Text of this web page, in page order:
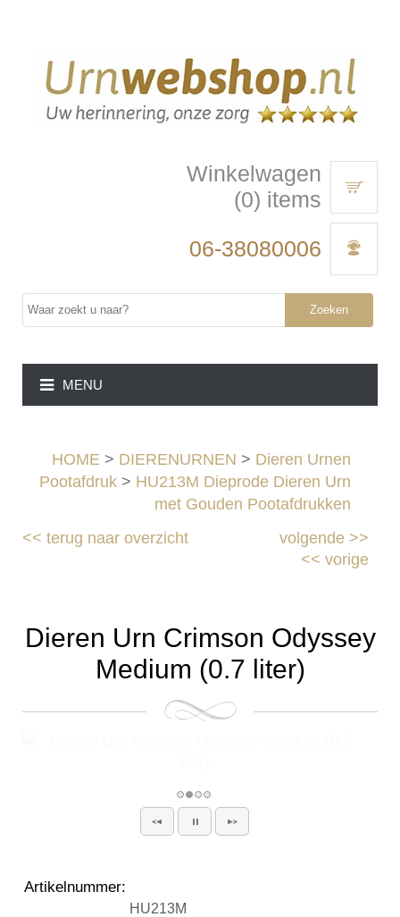
Winkelwagen
(0) items
06-38080006
Zoeken
MENU
HOME > DIERENURNEN > Dieren Urnen
Pootafdruk> HU213M Dieprode Dieren Urn
met Gouden Pootafdrukken
<<terug naar overzicht volgende>>
<< vorige
Dieren Urn Crimson Odyssey
Medium (0.7 liter)
Artikelnummer:
HU213M